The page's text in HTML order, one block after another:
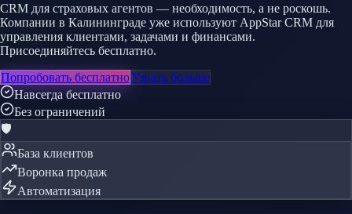
CRM для страховых агентов — необходимость, а не роскошь.
Компании в Калининграде уже используют AppStar CRM для
управления клиентами, задачами и финансами.
Присоединяйтесь бесплатно.
Попробовать бесплатноУзнать больше
Навсегда бесплатно
Без ограничений
🛡️
База клиентов
Воронка продаж
Автоматизация